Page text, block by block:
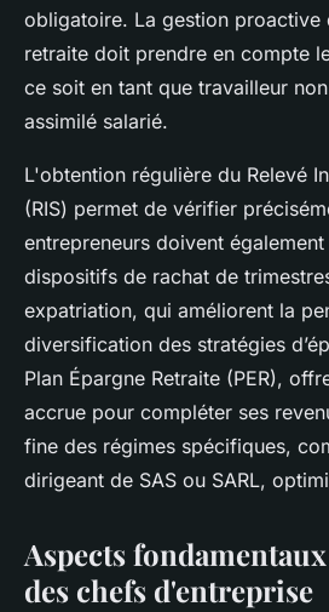
obligatoire. La gestion proactive
retraite doit prendre en compte
ce soit en tant que travailleur
assimilé salarié.
L'obtention régulière du Relevé
(RIS) permet de vérifier
entrepreneurs doivent
dispositifs de rachat de
expatriation, qui améliorent la
diversification des stratégies
Plan Épargne Retraite (PER),
accrue pour compléter ses
fine des régimes spécifiques,
dirigeant de SAS ou SARL,
Aspects
des chefs d'entreprise